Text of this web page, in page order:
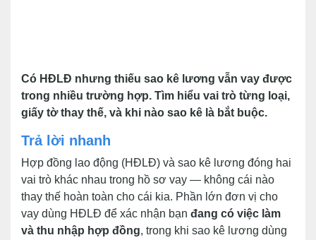
Có HĐLĐ nhưng thiếu sao kê lương vẫn vay được
trong nhiều trường hợp. Tìm hiểu vai trò từng loại,
giấy tờ thay thế, và khi nào sao kê là bắt buộc.
Trả lời nhanh
Hợp đồng lao động (HĐLĐ) và sao kê lương đóng hai
vai trò khác nhau trong hồ sơ vay — không cái nào
thay thế hoàn toàn cho cái kia. Phần lớn đơn vị cho
vay dùng HĐLĐ để xác nhận bạn đang có việc làm
và thu nhập hợp đồng, trong khi sao kê lương dùng